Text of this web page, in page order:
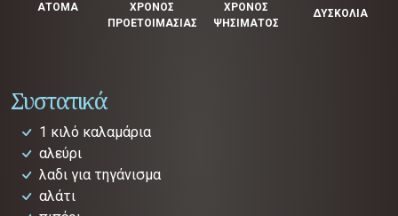
ΑΤΟΜΑ
ΧΡΟΝΟΣ
ΠΡΟΕΤΟΙΜΑΣΙΑΣ
ΧΡΟΝΟΣ
ΨΗΣΙΜΑΤΟΣ
ΔΥΣΚΟΛΙΑ
Συστατικά
1 κιλό καλαμάρια
αλεύρι
λαδι για τηγάνισμα
αλάτι